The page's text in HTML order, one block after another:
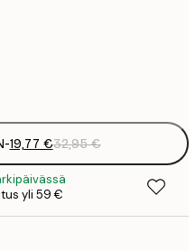
-19,77 €32,95 €
yli 59 €